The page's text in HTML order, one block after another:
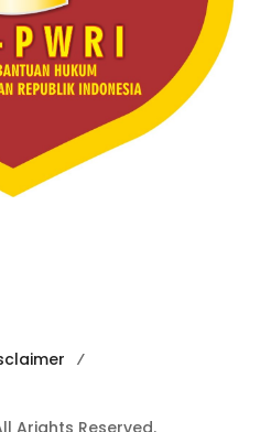
Arights Reserved.